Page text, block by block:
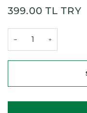
399.00 TL TRY
− +